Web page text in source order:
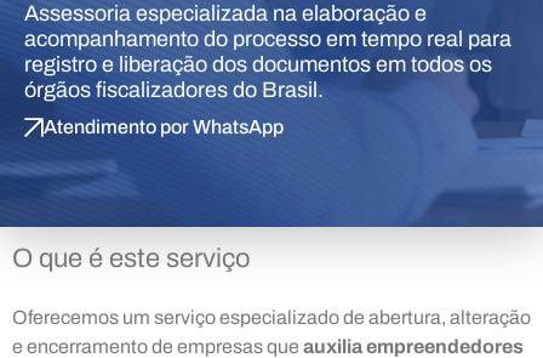
Assessoria especializada na elaboração e
acompanhamento do processo em tempo real para
registro e liberação dos documentos em todos os
órgãos fiscalizadores do Brasil.
Atendimento por WhatsApp
O que é este serviço
Oferecemos um serviço especializado de abertura, alteração
e encerramento de empresas que auxilia empreendedores